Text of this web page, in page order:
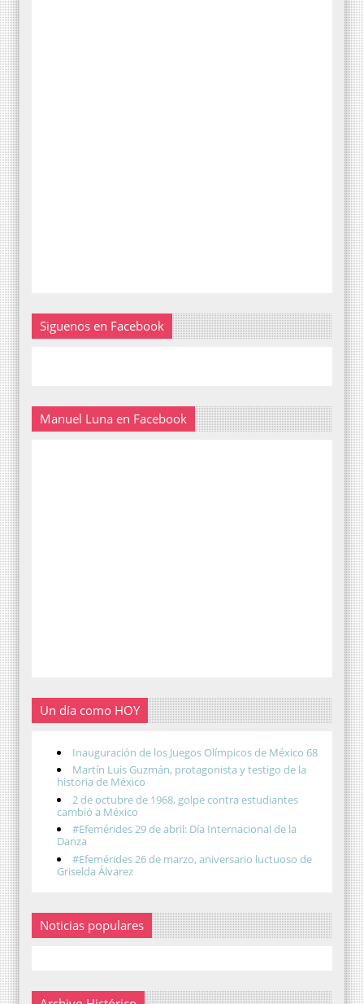
Siguenos en Facebook
Manuel Luna en Facebook
Un día como HOY
Inauguración de los Juegos Olímpicos de México 68
Martín Luis Guzmán, protagonista y testigo de la
historia de México
2 de octubre de 1968, golpe contra estudiantes
cambió a México
#Efemérides 29 de abril: Día Internacional de la
Danza
#Efemérides 26 de marzo, aniversario luctuoso de
Griselda Álvarez
Noticias populares